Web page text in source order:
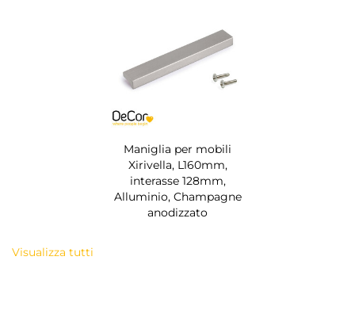
Maniglia per mobili
Xirivella, L160mm,
interasse 128mm,
Alluminio, Champagne
anodizzato
Visualizza tutti